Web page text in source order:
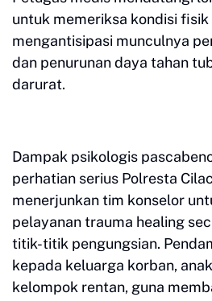
untuk memeriksa kondisi fisik
mengantisipasi munculnya
dan penurunan daya tahan
darurat.
Dampak psikologis
perhatian serius Polresta
menerjunkan tim konselor
pelayanan trauma healing
titik-titik pengungsian.
kepada keluarga korban,
kelompok rentan, guna